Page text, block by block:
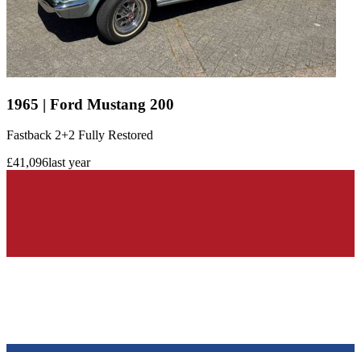
1965 | Ford Mustang 200
Fastback 2+2 Fully Restored
£41,096last year